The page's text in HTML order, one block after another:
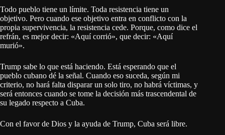
Todo pueblo tiene un límite. Toda resistencia tiene un
objetivo. Pero cuando ese objetivo entra en conflicto con la
propia supervivencia, la resistencia cede. Porque, como dice el
refrán, es mejor decir: «Aquí corrió», que decir: «Aquí
murió».
Trump sabe lo que está haciendo. Está esperando que el
pueblo cubano dé la señal. Cuando eso suceda, según mi
criterio, no hará falta disparar un solo tiro, no habrá víctimas, y
será entonces cuando se tome la decisión más trascendental de
su legado respecto a Cuba.
Con el favor de Dios y la ayuda de Trump, Cuba será libre.